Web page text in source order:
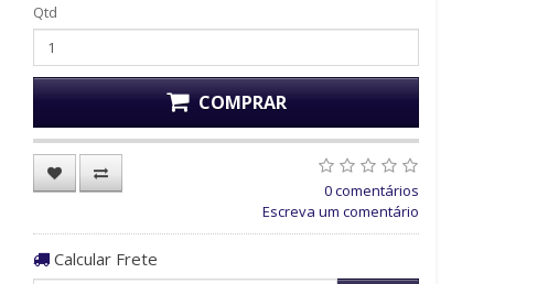
Qtd
COMPRAR
0 comentários
Escreva um comentário
Calcular Frete